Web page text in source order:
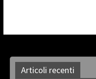
Articoli recenti